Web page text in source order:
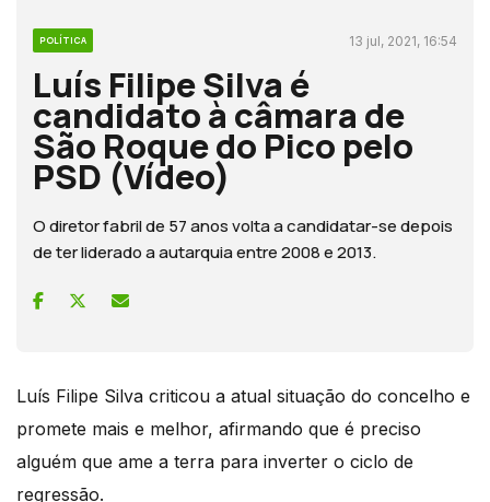
POLÍTICA 13 jul, 2021, 16:54
Luís Filipe Silva é
candidato à câmara de
São Roque do Pico pelo
PSD (Vídeo)
O diretor fabril de 57 anos volta a candidatar-se depois
de ter liderado a autarquia entre 2008 e 2013.
Luís Filipe Silva criticou a atual situação do concelho e
promete mais e melhor, afirmando que é preciso
alguém que ame a terra para inverter o ciclo de
regressão.